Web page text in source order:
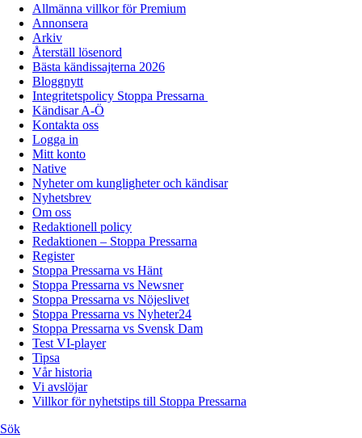
Allmänna villkor för Premium
Annonsera
Arkiv
Återställ lösenord
Bästa kändissajterna 2026
Bloggnytt
Integritetspolicy Stoppa Pressarna
Kändisar A-Ö
Kontakta oss
Logga in
Mitt konto
Native
Nyheter om kungligheter och kändisar
Nyhetsbrev
Om oss
Redaktionell policy
Redaktionen – Stoppa Pressarna
Register
Stoppa Pressarna vs Hänt
Stoppa Pressarna vs Newsner
Stoppa Pressarna vs Nöjeslivet
Stoppa Pressarna vs Nyheter24
Stoppa Pressarna vs Svensk Dam
Test VI-player
Tipsa
Vår historia
Vi avslöjar
Villkor för nyhetstips till Stoppa Pressarna
Sök